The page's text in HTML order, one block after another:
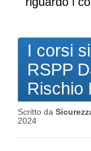
I corsi
RSPP
Rischio
Scritto da
2024